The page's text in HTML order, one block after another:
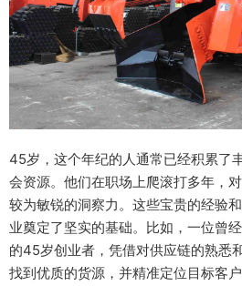
45岁，这个年纪的人通常已经积累了
会资源。他们在职场上爬滚打多年，
较为敏锐的洞察力。这些宝贵的经验
业奠定了坚实的基础。比如，一位曾
的45岁创业者，凭借对供应链的熟悉
找到优质的货源，并精准定位目标客